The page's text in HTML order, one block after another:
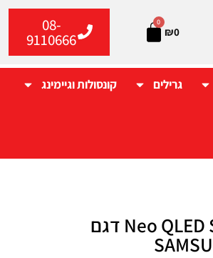
₪0
0
08-
9110666
גרילים קונסולות וגיימינג
טלוויזיה "75 Neo QLED SMART TV 8K דגם